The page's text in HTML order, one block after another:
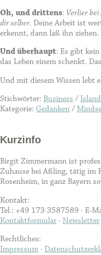
Oh, und drittens: Verlier bei
dir selber. Deine Arbeit ist
erkennt, dann laß ihn ziehen.
Und überhaupt: Es gibt
das Leben einem schenkt.
Und mit diesem Wissen lebt
Stichwörter: Business / Island
Kategorie: Gedanken /
Kurzinfo
Birgit Zimmermann ist
Zuhause bei Aßling, tätig im
Rosenheim, in ganz Bayern
Kontakt:
Tel.: +49 173 3587589 · E-
Kontaktformular · Newsletter
Rechtliches:
Impressum ·